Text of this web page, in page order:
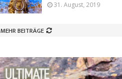
31. August, 2019
MEHR BEITRÄGE